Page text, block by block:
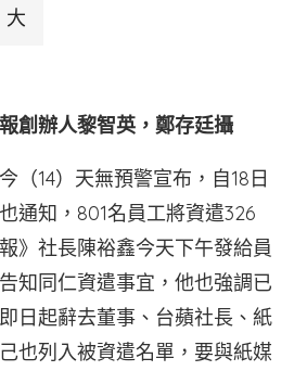
大
創辦人黎智英，鄭存廷攝
（14）天無預警宣布，自18日
通知，801名員工將資遣326
》社長陳裕鑫今天下午發給員
知同仁資遣事宜，他也強調已
日起辭去董事、台蘋社長、紙
也列入被資遣名單，要與紙媒